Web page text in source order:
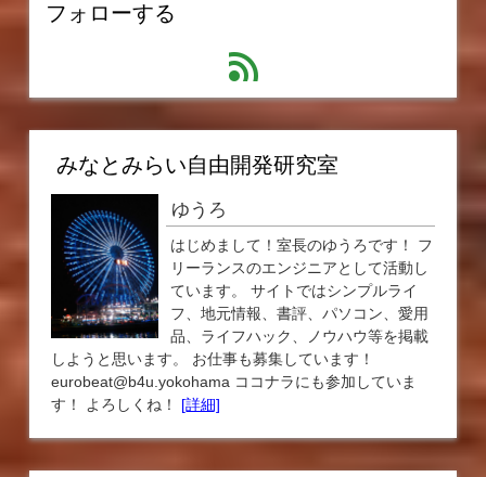
フォローする
feed
みなとみらい自由開発研究室
ゆうろ
はじめまして！室長のゆうろです！ フ
リーランスのエンジニアとして活動し
ています。 サイトではシンプルライ
フ、地元情報、書評、パソコン、愛用
品、ライフハック、ノウハウ等を掲載
しようと思います。 お仕事も募集しています！
eurobeat@b4u.yokohama ココナラにも参加していま
す！ よろしくね！
[詳細]